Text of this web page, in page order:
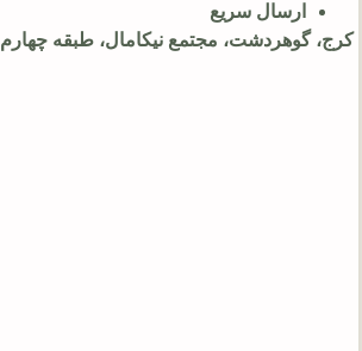
ارسال سریع
کرج، گوهردشت، مجتمع نیکامال، طبقه چهارم